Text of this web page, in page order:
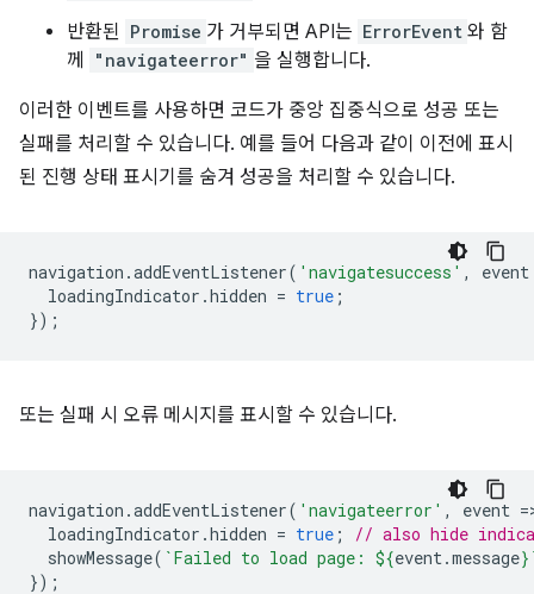
반환된 Promise 가 거부되면 API는 ErrorEvent 와 함
께
"navigateerror" 을 실행합니다.
이러한 이벤트를 사용하면 코드가 중앙 집중식으로 성공 또는
실패를 처리할 수 있습니다. 예를 들어 다음과 같이 이전에 표시
된 진행 상태 표시기를 숨겨 성공을 처리할 수 있습니다.
navigation .addEventListener( 'navigatesuccess' ,
event
loadingIndicator .hidden = true ;
});
또는 실패 시 오류 메시지를 표시할 수 있습니다.
navigation .addEventListener( 'navigateerror' , event =
loadingIndicator .hidden = true ;
// also hide
showMessage( `Failed to load page: ${event.message}
});